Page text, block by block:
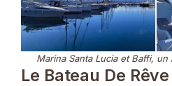
Marina Santa Lucia et Baffi, un
Le Bateau De